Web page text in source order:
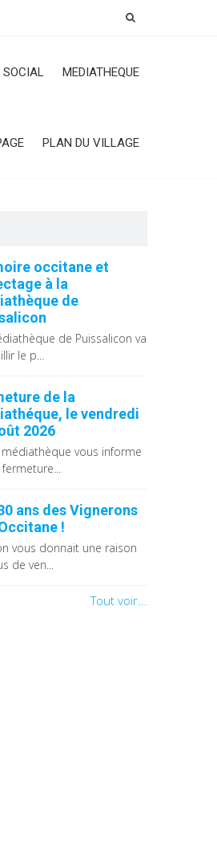
SOCIAL MEDIATHEQUE
PLAN DU VILLAGE
occitane et
à la
de
de Puissalicon va
le p...
de la
le vendredi
2026
vous informe
ans des Vignerons
!
vous donnait une raison
de ven...
Tout voir...